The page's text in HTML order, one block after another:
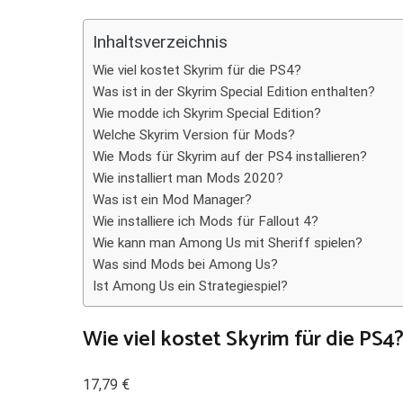
Inhaltsverzeichnis
Wie viel kostet Skyrim für die PS4?
Was ist in der Skyrim Special Edition enthalten?
Wie modde ich Skyrim Special Edition?
Welche Skyrim Version für Mods?
Wie Mods für Skyrim auf der PS4 installieren?
Wie installiert man Mods 2020?
Was ist ein Mod Manager?
Wie installiere ich Mods für Fallout 4?
Wie kann man Among Us mit Sheriff spielen?
Was sind Mods bei Among Us?
Ist Among Us ein Strategiespiel?
Wie viel kostet Skyrim für die PS4?
17,79 €